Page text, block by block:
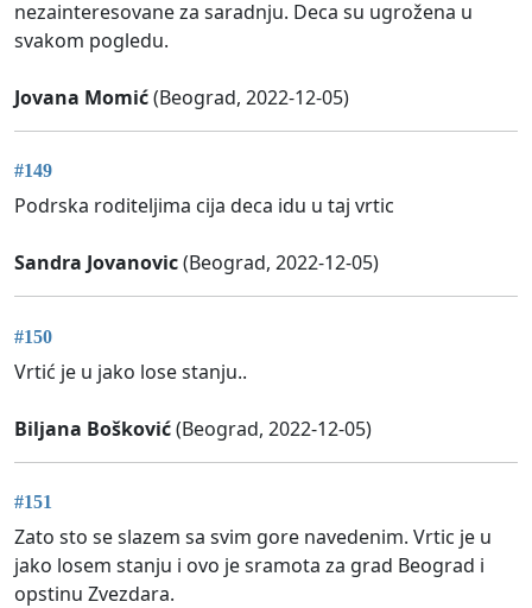
nezainteresovane za saradnju. Deca su ugrožena u
svakom pogledu.
Jovana Momić(Beograd, 2022-12-05)
#149
Podrska roditeljima cija deca idu u taj vrtic
Sandra Jovanovic(Beograd, 2022-12-05)
#150
Vrtić je u jako lose stanju..
Biljana Bošković(Beograd, 2022-12-05)
#151
Zato sto se slazem sa svim gore navedenim. Vrtic je u
jako losem stanju i ovo je sramota za grad Beograd i
opstinu Zvezdara.